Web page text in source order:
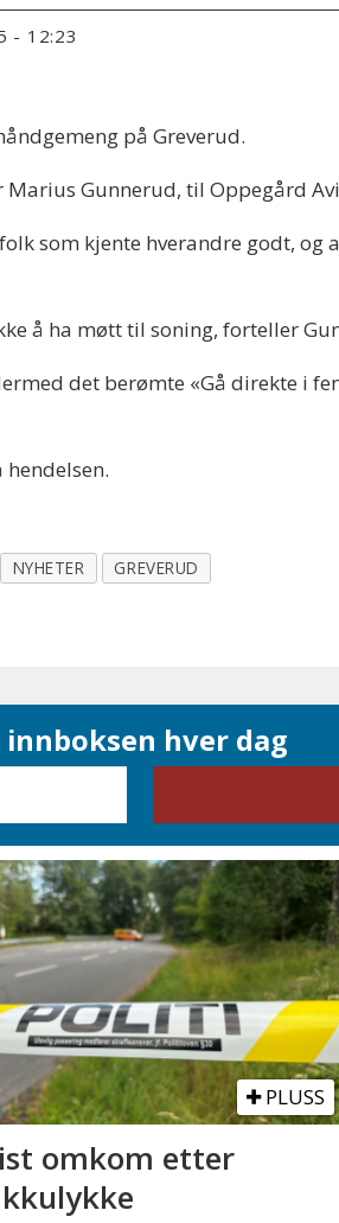
- 12:23
på Greverud.
Gunnerud, til Oppegård
som kjente hverandre godt,
å ha møtt til soning, forteller
det berømte «Gå direkte i
NYHETER GREVERUD
hver dag
PLUSS
omkom etter